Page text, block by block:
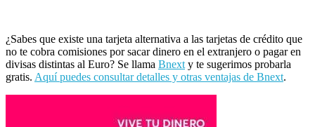
¿Sabes que existe una tarjeta alternativa a las tarjetas de crédito que
no te cobra comisiones por sacar dinero en el extranjero o pagar en
divisas distintas al Euro? Se llama Bnext y te sugerimos probarla
gratis. Aquí puedes consultar detalles y otras ventajas de Bnext.